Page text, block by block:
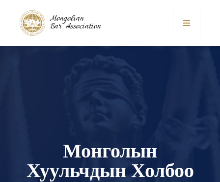
Mongolian
Bar Association
Монголын
Хуульчдын Холбоо